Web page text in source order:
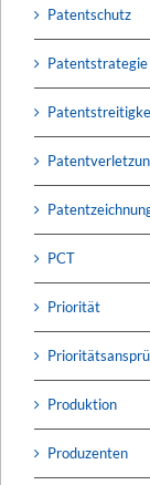
Patentschutz
Patentstrategie
PCT
Priorität
Produktion
Produzenten